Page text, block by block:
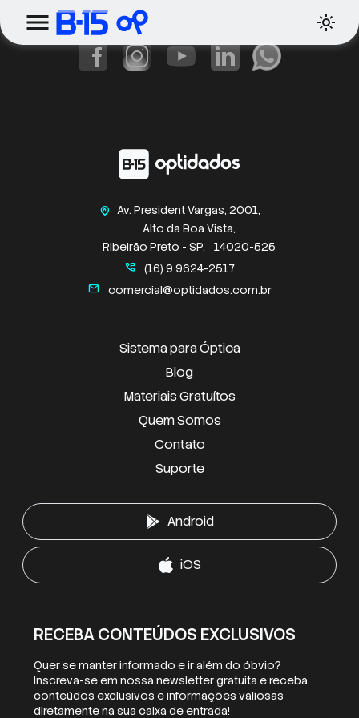
home_pin
Av. President Vargas, 2001,
Alto da Boa Vista,
Ribeirão Preto - SP,
14020-525
perm_phone_msg (16) 9 9624-2517
mail comercial@optidados.com.br
Sistema para Óptica
Blog
Materiais Gratuítos
Quem Somos
Contato
Suporte
RECEBA CONTEÚDOS EXCLUSIVOS
Quer se manter informado e ir além do óbvio?
Inscreva-se em nossa newsletter gratuita e receba
conteúdos exclusivos e informações valiosas
diretamente na sua caixa de entrada!
Android
iOS